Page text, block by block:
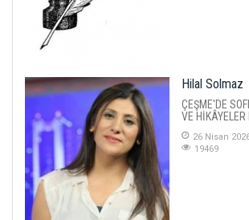
Hilal Solmaz
ÇEŞME'DE
VE HİKÂYELER
26 Nisan
19469